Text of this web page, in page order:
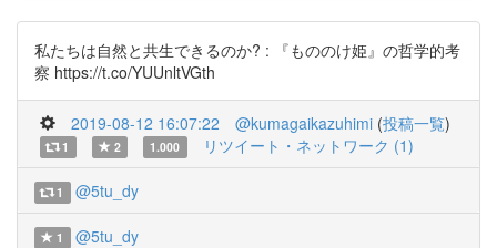
私たちは自然と共生できるのか? : 『もののけ姫』の哲学的考
察 https://t.co/YUUnltVGth
2019-08-12 16:07:22 @kumagaikazuhimi (投稿一覧)
1 2 1.000 リツイート・ネットワーク (1)
1 @5tu_dy
1 @5tu_dy